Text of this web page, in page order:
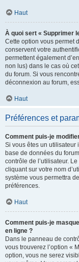
Haut
À quoi sert « Supprimer
Cette option vous permet
conservent votre
permettent également
non lus) dans le cas où
du forum. Si vous
déconnexion au forum,
Haut
Préférences et
Comment puis-je
Si vous êtes un utilisateur
base de données du
contrôle de l’utilisateur.
cliquant sur votre nom
système vous permettra
préférences.
Haut
Comment puis-je
en ligne ?
Dans le panneau de
vous trouverez l’option «
option, vous ne serez